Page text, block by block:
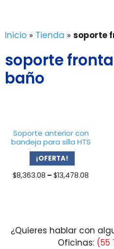
contenido
Inicio » Tienda » soporte
soporte
baño
Soporte anterior con
bandeja para silla HTS
¡OFERTA!
$8,363.08 – $13,478.08
¿Quieres hablar con
Oficinas: (55